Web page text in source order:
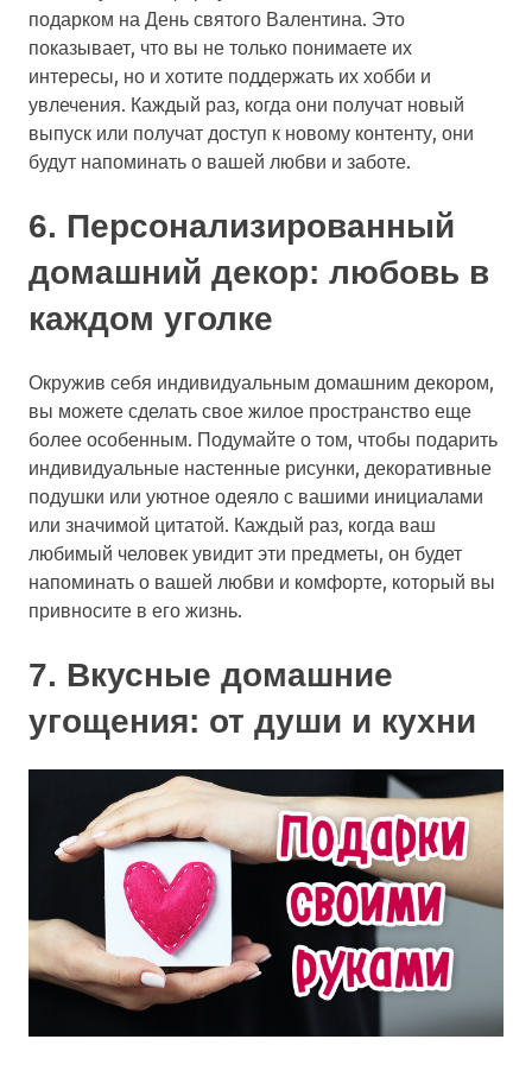
подарком на День святого Валентина. Это
показывает, что вы не только понимаете их
интересы, но и хотите поддержать их хобби и
увлечения. Каждый раз, когда они получат новый
выпуск или получат доступ к новому контенту, они
будут напоминать о вашей любви и заботе.
6. Персонализированный
домашний декор: любовь в
каждом уголке
Окружив себя индивидуальным домашним декором,
вы можете сделать свое жилое пространство еще
более особенным. Подумайте о том, чтобы подарить
индивидуальные настенные рисунки, декоративные
подушки или уютное одеяло с вашими инициалами
или значимой цитатой. Каждый раз, когда ваш
любимый человек увидит эти предметы, он будет
напоминать о вашей любви и комфорте, который вы
привносите в его жизнь.
7. Вкусные домашние
угощения: от души и кухни